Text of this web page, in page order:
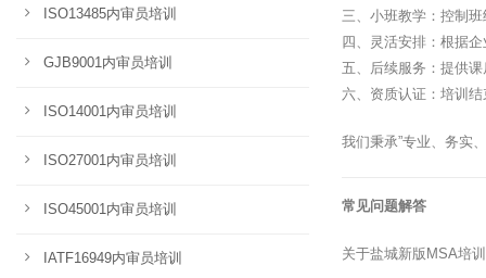
三、小班教学：控制
四、灵活安排：根据
五、后续服务：提供
六、资质认证：培训
我们秉承”专业、务实
常见问题解答
关于盐城新版MSA培
ISO13485内审员培训
GJB9001内审员培训
ISO14001内审员培训
ISO27001内审员培训
ISO45001内审员培训
IATF16949内审员培训